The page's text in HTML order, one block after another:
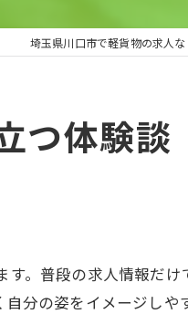
埼玉県川口市で軽貨物の求人
つ体験談
。普段の求人情報だけ
分の姿をイメージしや